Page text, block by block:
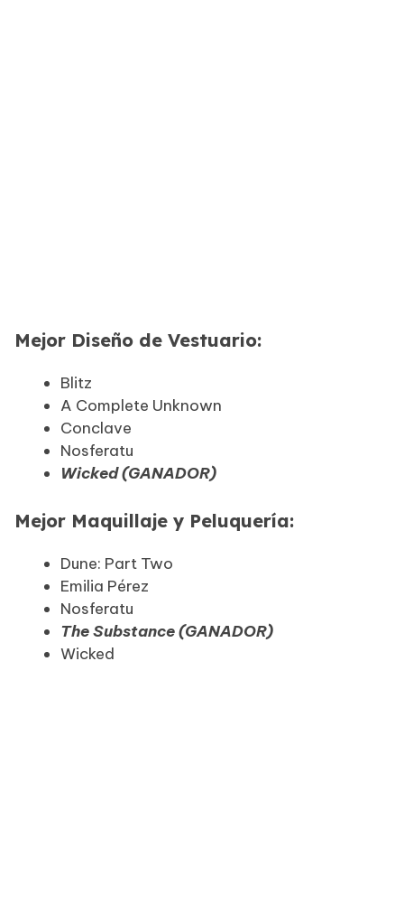
Mejor Diseño de Vestuario:
Blitz
A Complete Unknown
Conclave
Nosferatu
Wicked (GANADOR)
Mejor Maquillaje y Peluquería:
Dune: Part Two
Emilia Pérez
Nosferatu
The Substance (GANADOR)
Wicked